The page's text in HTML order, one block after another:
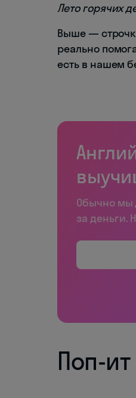
Лето горячих
Выше —
реально
есть в нашем
Обычно мы
за деньги.
Поп-